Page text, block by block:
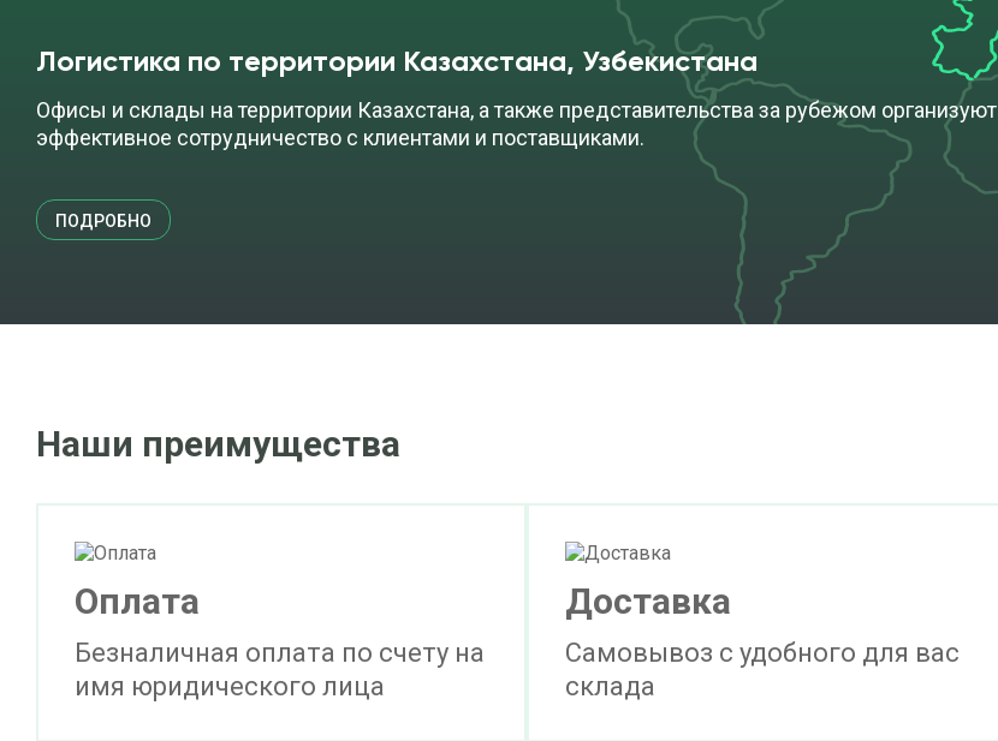
Логистика по территории Казахстана, Узбекистана
Офисы и склады на территории Казахстана, а также представительства за рубежом организуют
эффективное сотрудничество с клиентами и поставщиками.
ПОДРОБНО
Наши преимущества
Оплата
Безналичная оплата по счету на
имя юридического лица
Доставка
Самовывоз с удобного для вас
склада